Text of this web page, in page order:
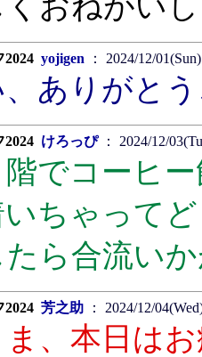
2024 yojigen ： 2024/12/
ありがと
2024 けろっぴ： 2024/12/
でコーヒ
ちゃって
たら合流い
2024 芳之助 ： 2024/12/
、本日は